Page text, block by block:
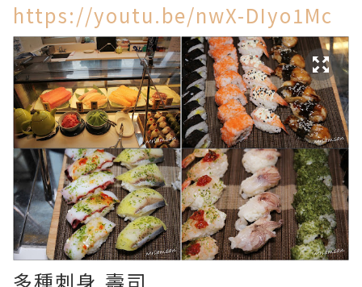
https://youtu.be/nwX-DIyo1Mc
多種刺身,壽司